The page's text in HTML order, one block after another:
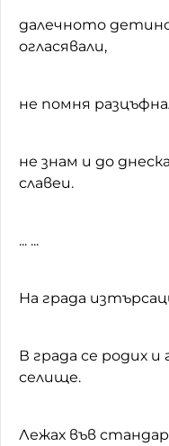
далечното
огласявали,
не помня
не знам и до
славеи.
... ...
На града
В града се родих
селище.
Лежах във